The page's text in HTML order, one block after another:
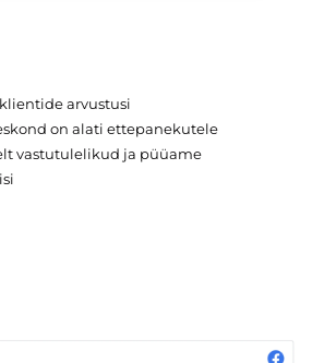
arvustusi
on alati ettepanekutele
vastutulelikud ja püüame